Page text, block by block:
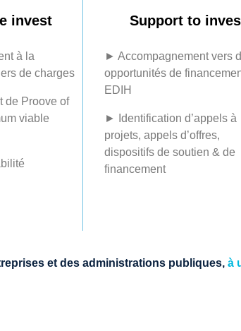
invest
à la
de charges
de Proove of
viable
Support to
► Accompagnement vers
opportunités de
EDIH
► Identification d’appels à
projets, appels d’offres,
dispositifs de soutien & de
financement
et des administrations publiques, à